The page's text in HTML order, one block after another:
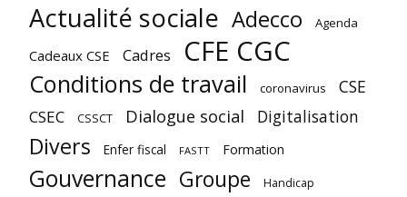
Actualité sociale Adecco Agenda
Cadeaux CSE Cadres CFE CGC
Conditions de travail coronavirus CSE
CSEC CSSCT Dialogue social Digitalisation
Divers Enfer fiscal FASTT Formation
Gouvernance Groupe Handicap